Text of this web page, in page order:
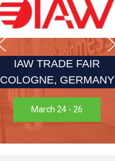
IAW TRADE FAIR
COLOGNE, GERMANY
March 24 - 26